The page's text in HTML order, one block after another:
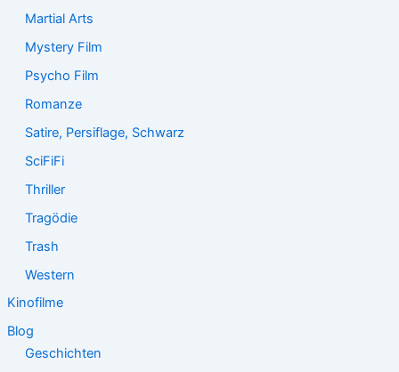
Martial Arts
Mystery Film
Psycho Film
Romanze
Satire, Persiflage, Schwarz
SciFiFi
Thriller
Tragödie
Trash
Western
Kinofilme
Blog
Geschichten